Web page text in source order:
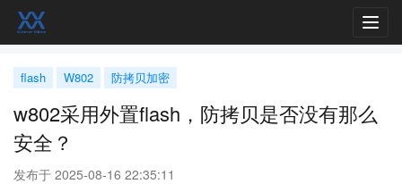
flash W802 防拷贝加密
w802采用外置flash，防拷贝是否没有那么
安全？
发布于 2025-08-16 22:35:11